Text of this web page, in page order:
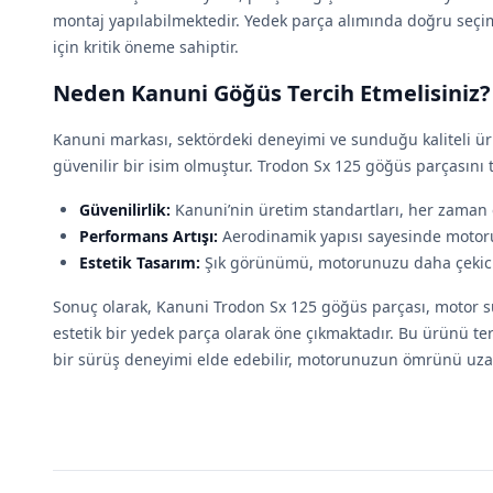
montaj yapılabilmektedir. Yedek parça alımında doğru
için kritik öneme sahiptir.
Neden Kanuni Göğüs Tercih Etmelisiniz?
Kanuni markası, sektördeki deneyimi ve sunduğu kaliteli
güvenilir bir isim olmuştur. Trodon Sx 125 göğüs
Güvenilirlik: Kanuni’nin üretim standartları, her
Performans Artışı: Aerodinamik yapısı sayesinde
Estetik Tasarım: Şık görünümü, motorunuzu daha
Sonuç olarak, Kanuni Trodon Sx 125 göğüs parçası, motor
estetik bir yedek parça olarak öne çıkmaktadır. Bu ürünü
bir sürüş deneyimi elde edebilir, motorunuzun ömrünü